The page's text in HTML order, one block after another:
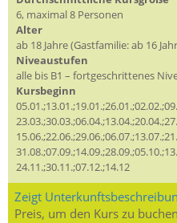
6, maximal 8 Personen
Alter
ab 18 Jahre (Gastfamilie: ab 16
Niveaustufen
alle bis B1 – fortgeschrittenes
Kursbeginn
24.11.;30.11.;07.12.;14.12
Zeigt
Preis, um den Kurs zu